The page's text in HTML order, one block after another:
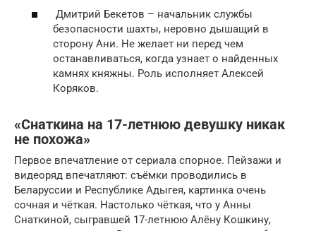
Дмитрий Бекетов – начальник службы
безопасности шахты, неровно дышащий в
сторону Ани. Не желает ни перед чем
останавливаться, когда узнает о найденных
камнях княжны. Роль исполняет Алексей
Коряков.
«Снаткина на 17-летнюю девушку никак
не похожа»
Первое впечатление от сериала спорное. Пейзажи и
видеоряд впечатляют: съёмки проводились в
Беларуссии и Республике Адыгея, картинка очень
сочная и чёткая. Настолько чёткая, что у Анны
Снаткиной, сыгравшей 17-летнюю Алёну Кошкину,